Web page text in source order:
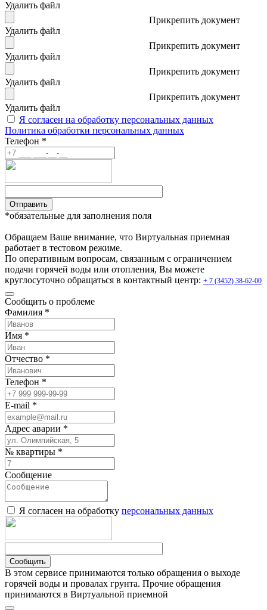
Удалить файл
Прикрепить документ
Удалить файл
Прикрепить документ
Удалить файл
Прикрепить документ
Удалить файл
Прикрепить документ
Удалить файл
Я согласен на обработку персональных данных
Политика обработки персональных данных
Телефон *
Отправить
*обязательные для заполнения поля
Обращаем Ваше внимание, что Виртуальная приемная
работает в тестовом режиме.
По оперативным вопросам, связанным с ограничением
подачи горячей воды или отопления, Вы можете
круглосуточно обращаться в контактный центр: + 7 (3452) 38-62-00
Сообщить о проблеме
Фамилия *
Имя *
Отчество *
Телефон *
E-mail *
Адрес аварии *
№ квартиры *
Сообщение
Я согласен на обработку персональных данных
Сообщить
В этом сервисе принимаются только обращения о выходе
горячей воды и провалах грунта. Прочие обращения
принимаются в Виртуальной приемной